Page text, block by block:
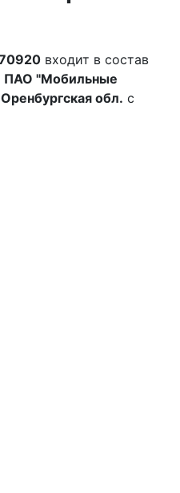
входит в состав
ПАО "Мобильные
Оренбургская обл. с